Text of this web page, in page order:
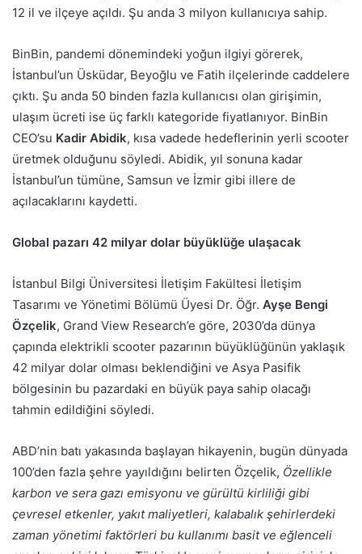
12 il ve ilçeye açıldı. Şu anda 3 milyon kullanıcıya sahip.
BinBin, pandemi dönemindeki yoğun ilgiyi görerek,
İstanbul’un Üsküdar, Beyoğlu ve Fatih ilçelerinde caddelere
çıktı. Şu anda 50 binden fazla kullanıcısı olan girişimin,
ulaşım ücreti ise üç farklı kategoride fiyatlanıyor. BinBin
CEO’su Kadir Abidik, kısa vadede hedeflerinin yerli scooter
üretmek olduğunu söyledi. Abidik, yıl sonuna kadar
İstanbul’un tümüne, Samsun ve İzmir gibi illere de
açılacaklarını kaydetti.
Global pazarı 42 milyar dolar büyüklüğe ulaşacak
İstanbul Bilgi Üniversitesi İletişim Fakültesi İletişim
Tasarımı ve Yönetimi Bölümü Üyesi Dr. Öğr. Ayşe Bengi
Özçelik, Grand View Research’e göre, 2030’da dünya
çapında elektrikli scooter pazarının büyüklüğünün yaklaşık
42 milyar dolar olması beklendiğini ve Asya Pasifik
bölgesinin bu pazardaki en büyük paya sahip olacağı
tahmin edildiğini söyledi.
ABD’nin batı yakasında başlayan hikayenin, bugün dünyada
100’den fazla şehre yayıldığını belirten Özçelik, Özellikle
karbon ve sera gazı emisyonu ve gürültü kirliliği gibi
çevresel etkenler, yakıt maliyetleri, kalabalık şehirlerdeki
zaman yönetimi faktörleri bu kullanımı basit ve eğlenceli